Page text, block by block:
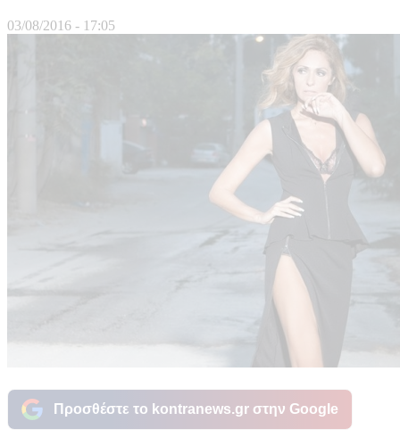
03/08/2016 - 17:05
Προσθέστε το kontranews.gr στην Google